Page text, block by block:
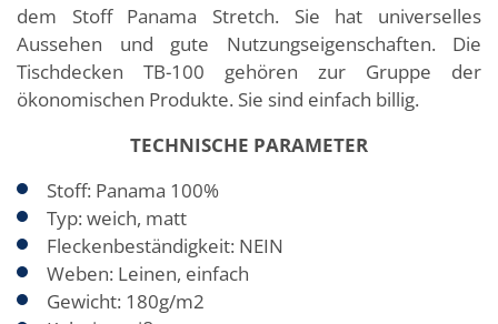
dem Stoff Panama Stretch. Sie hat universelles
Aussehen und gute Nutzungseigenschaften. Die
Tischdecken TB-100 gehören zur Gruppe der
ökonomischen Produkte. Sie sind einfach billig.
TECHNISCHE PARAMETER
Stoff: Panama 100%
Typ: weich, matt
Fleckenbeständigkeit: NEIN
Weben: Leinen, einfach
Gewicht: 180g/m2